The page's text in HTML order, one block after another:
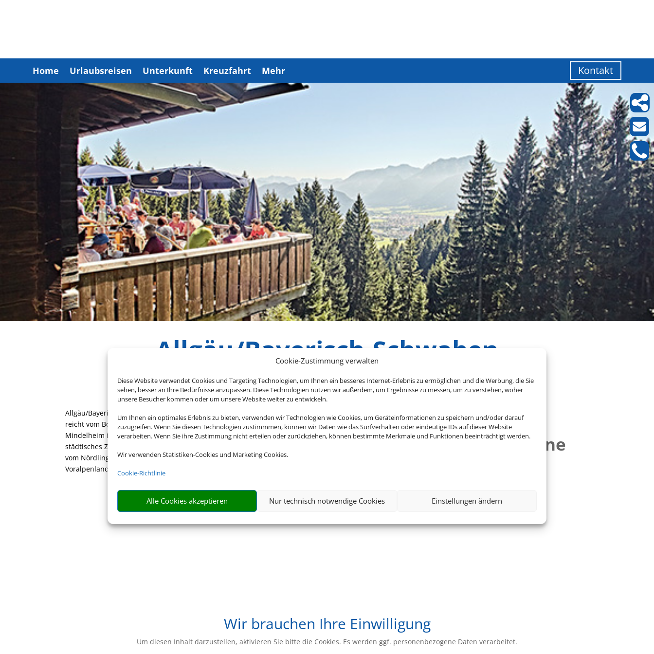
Cookie-Zustimmung verwalten
Diese Website verwendet Cookies und Targeting Technologien, um Ihnen ein besseres Internet-Erlebnis zu ermöglichen und die Werbung, die Sie
sehen, besser an Ihre Bedürfnisse anzupassen. Diese Technologien nutzen wir außerdem, um Ergebnisse zu messen, um zu verstehen, woher
unsere Besucher kommen oder um unsere Website weiter zu entwickeln.
Um Ihnen ein optimales Erlebnis zu bieten, verwenden wir Technologien wie Cookies, um Geräteinformationen zu speichern und/oder darauf
zuzugreifen. Wenn Sie diesen Technologien zustimmmen, können wir Daten wie das Surfverhalten oder eindeutige IDs auf dieser Website
verarbeiten. Wenn Sie ihre Zustimmung nicht erteilen oder zurückziehen, können bestimmte Merkmale und Funktionen beeinträchtigt werden.
Wir verwenden Statistiken-Cookies und Marketing Cookies.
Cookie-Richtlinie
Alle Cookies akzeptieren Nur technisch notwendige Cookies Einstellungen ändern
Home Urlaubsreisen Unterkunft Kreuzfahrt Mehr Kontakt
Allgäu/Bayerisch-Schwaben
Allgäu/Bayerisch-Schwaben ist Bayerns Vorposten im Südwesten. Das Allgäu
reicht vom Bodensee im Westen bis zum Lech im Osten, von Memmingen und
Mindelheim im Norden bis zu den Alpen im Süden rund um Oberstdorf. Sein
städtisches Zentrum ist Kempten. Bayerisch-Schwaben ragt nach Bayern hinein
vom Nördlinger Ries über die Flusstäler rund um die Donau bis ins
Voralpenland im Süden. Wichtigste Stadt ist die Fuggerstadt Augsburg.
ab 40 € 3-5 Sterne
Wir brauchen Ihre Einwilligung
Um diesen Inhalt darzustellen, aktivieren Sie bitte die Cookies. Es werden ggf. personenbezogene Daten verarbeitet.